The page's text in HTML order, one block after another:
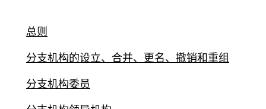
总则
分支机构的设立、合并、更名、撤销和重组
分支机构委员